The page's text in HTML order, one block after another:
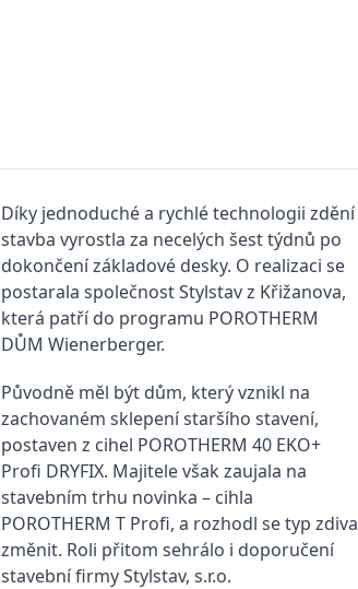
Díky jednoduché a rychlé technologii zdění
stavba vyrostla za necelých šest týdnů po
dokončení základové desky. O realizaci se
postarala společnost Stylstav z Křižanova,
která patří do programu POROTHERM
DŮM Wienerberger.
Původně měl být dům, který vznikl na
zachovaném sklepení staršího stavení,
postaven z cihel POROTHERM 40 EKO+
Profi DRYFIX. Majitele však zaujala na
stavebním trhu novinka – cihla
POROTHERM T Profi, a rozhodl se typ zdiva
změnit. Roli přitom sehrálo i doporučení
stavební firmy Stylstav, s.r.o.